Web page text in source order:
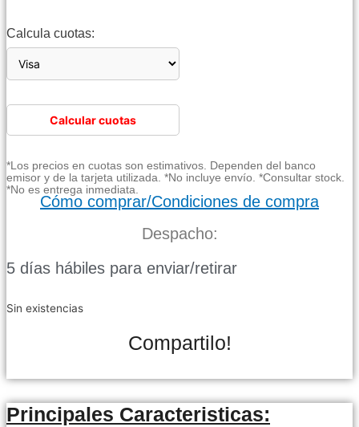
Calcula cuotas:
Calcular cuotas
*Los precios en cuotas son estimativos. Dependen del banco
emisor y de la tarjeta utilizada. *No incluye envío. *Consultar stock.
*No es entrega inmediata.
Cómo comprar/Condiciones de compra
Despacho:
5 días hábiles para enviar/retirar
Sin existencias
Compartilo!
Principales Caracteristicas: